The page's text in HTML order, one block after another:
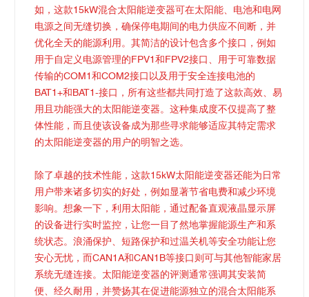
如，这款15kW混合太阳能逆变器可在太阳能、电池和电网
电源之间无缝切换，确保停电期间的电力供应不间断，并
优化全天的能源利用。其简洁的设计包含多个接口，例如
用于自定义电源管理的FPV1和FPV2接口、用于可靠数据
传输的COM1和COM2接口以及用于安全连接电池的
BAT1+和BAT1-接口，所有这些都共同打造了这款高效、易
用且功能强大的太阳能逆变器。这种集成度不仅提高了整
体性能，而且使该设备成为那些寻求能够适应其特定需求
的太阳能逆变器的用户的明智之选。
除了卓越的技术性能，这款15kW太阳能逆变器还能为日常
用户带来诸多切实的好处，例如显著节省电费和减少环境
影响。想象一下，利用太阳能，通过配备直观液晶显示屏
的设备进行实时监控，让您一目了然地掌握能源生产和系
统状态。浪涌保护、短路保护和过温关机等安全功能让您
安心无忧，而CAN1A和CAN1B等接口则可与其他智能家居
系统无缝连接。太阳能逆变器的评测通常强调其安装简
便、经久耐用，并赞扬其在促进能源独立的混合太阳能系